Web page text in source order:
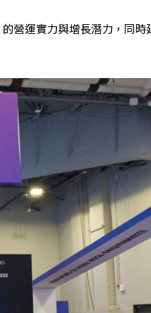
營運實力與增長潛力，同時